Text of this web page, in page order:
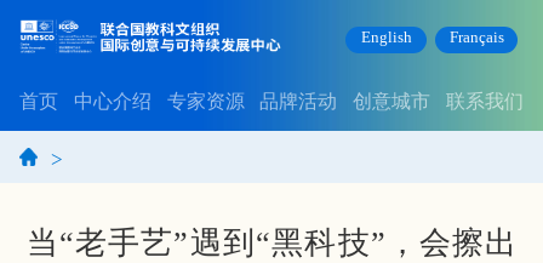
English Français
首页 中心介绍 专家资源 品牌活动 创意城市 联系我们
>
当“老手艺”遇到“黑科技”，会擦出